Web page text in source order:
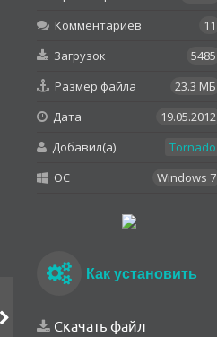
Комментариев
11
Загрузок
5485
Размер файла
23.3 МБ
Дата
19.05.2012
Добавил(а)
Tornado
OC
Windows 7
Как установить
Скачать файл